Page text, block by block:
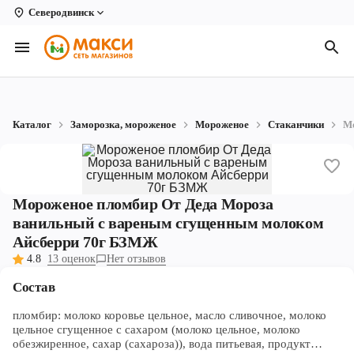
Северодвинск
Вологда
Архангельск
Коряжма
Котлас
Новодвинск
Северодвинск
Каталог Заморозка, мороженое Мороженое Стаканчики
Мороженое пломбир От Деда Мороза
ванильный с вареным сгущенным молоком
Айсберри 70г БЗМЖ
4.8 13 оценок Нет отзывов
Состав
пломбир: молоко коровье цельное, масло сливочное, молоко
цельное сгущенное с сахаром (молоко цельное, молоко
обезжиренное, сахар (сахароза)), вода питьевая, продукт